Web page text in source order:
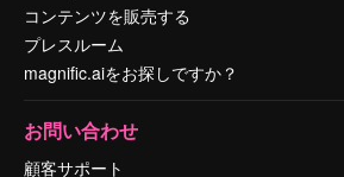
コンテンツを販売する
プレスルーム
magnific.aiをお探しですか？
お問い合わせ
顧客サポート